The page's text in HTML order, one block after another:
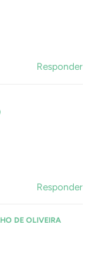
Responder
Responder
DE OLIVEIRA